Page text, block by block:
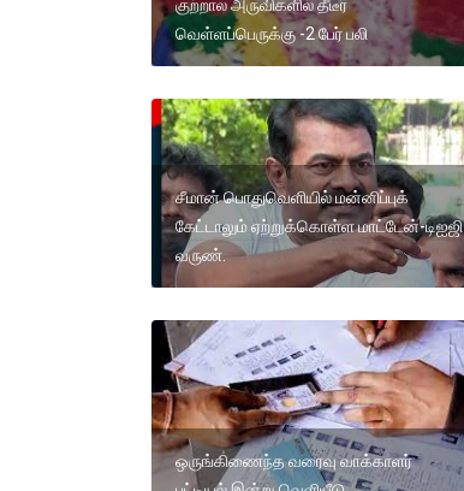
குற்றால அருவிகளில் தீடீர்
வெள்ளப்பெருக்கு -2 பேர் பலி
சீமான் பொதுவெளியில் மன்னிப்புக்
கேட்டாலும் ஏற்றுக்கொள்ள மாட்டேன்-டிஐஜி
வருண்.
ஒருங்கிணைந்த வரைவு வாக்காளர்